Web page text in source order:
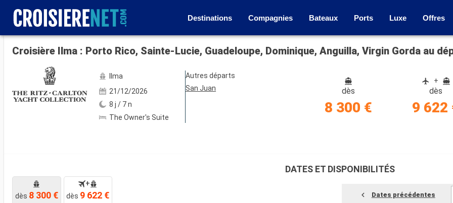
Destinations Compagnies Bateaux Ports Luxe Offres
Voir les 10 autres photos
Croisière Ilma : Porto Rico, Sainte-Lucie, Guadeloupe, Dominique, Anguilla, Virgin Gorda au
Ilma
21/12/2026
8 j / 7 n
The Owner's Suite
Autres départs
San Juan
dès
8 300 €
+
dès
9 622
DATES ET DISPONIBILITÉS
dès 8 300 €
+
dès 9 622 € Dates précédentes